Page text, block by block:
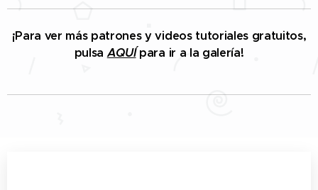
¡Para ver más patrones y videos tutoriales gratuitos,
pulsaAQUÍpara ir a la galería!